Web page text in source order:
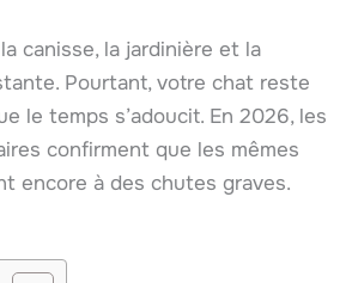
canisse, la jardinière et la
Pourtant, votre chat reste
le temps s’adoucit. En 2026, les
confirment que les mêmes
encore à des chutes graves.